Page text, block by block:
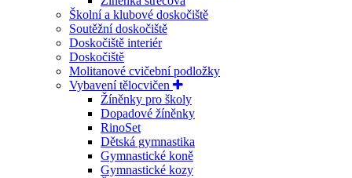
Školní a klubové doskočiště
Soutěžní doskočiště
Doskočiště interiér
Doskočiště
Molitanové cvičební podložky
Vybavení tělocvičen
Žíněnky pro školy
Dopadové žíněnky
RinoSet
Dětská gymnastika
Gymnastické koně
Gymnastické kozy